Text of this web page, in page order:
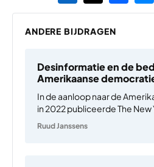
ANDERE BIJDRAGEN
Desinformatie en de
Amerikaanse
In de aanloop naar de
in 2022 publiceerde The New
meerdere artikelen over
Ruud Janssens